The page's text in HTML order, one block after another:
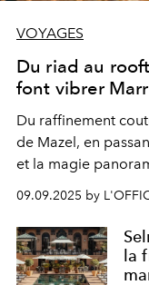
VOYAGES
Du riad au
font vibrer
Du raffinement
de Mazel, en
et la magie
s’affirme plus que
incontournable.
09.09.2025 by
la